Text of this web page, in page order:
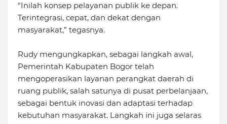
“Inilah konsep pelayanan publik ke depan.
Terintegrasi, cepat, dan dekat dengan
masyarakat,” tegasnya.
Rudy mengungkapkan, sebagai langkah awal,
Pemerintah Kabupaten Bogor telah
mengoperasikan layanan perangkat daerah di
ruang publik, salah satunya di pusat perbelanjaan,
sebagai bentuk inovasi dan adaptasi terhadap
kebutuhan masyarakat. Langkah ini juga selaras